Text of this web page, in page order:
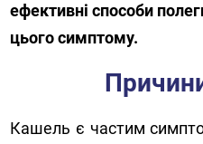
ефективні способи
цього симптому.
Кашель є частим